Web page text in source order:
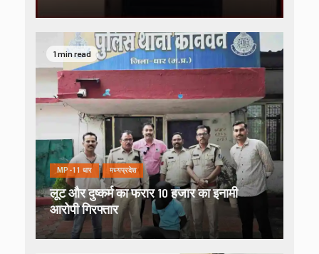
1 min read
MP-11 धार मध्यप्रदेश
लूट और दुष्कर्म का फरार 10 हजार का इनामी
आरोपी गिरफ्तार